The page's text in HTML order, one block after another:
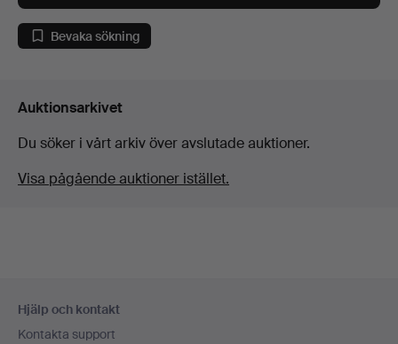
Bevaka sökning
Auktionsarkivet
Du söker i vårt arkiv över avslutade auktioner.
Visa pågående auktioner istället.
Hjälp och kontakt
Kontakta support